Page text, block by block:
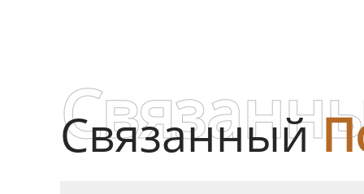
Связанный